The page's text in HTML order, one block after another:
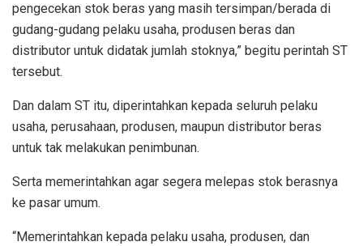
pengecekan stok beras yang masih tersimpan/berada di
gudang-gudang pelaku usaha, produsen beras dan
distributor untuk didatak jumlah stoknya,” begitu perintah ST
tersebut.
Dan dalam ST itu, diperintahkan kepada seluruh pelaku
usaha, perusahaan, produsen, maupun distributor beras
untuk tak melakukan penimbunan.
Serta memerintahkan agar segera melepas stok berasnya
ke pasar umum.
“Memerintahkan kepada pelaku usaha, produsen, dan